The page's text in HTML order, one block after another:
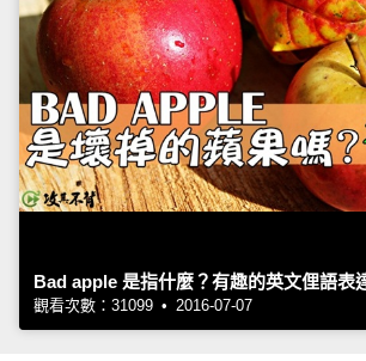
Bad apple 是指什麼？有趣的英文俚語表
觀看次數：31099 • 2016-07-07